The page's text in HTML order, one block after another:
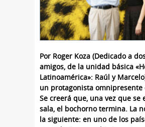
Por Roger Koza (Dedicado a
amigos, de la unidad básica
Latinoamérica»: Raúl y
un protagonista omnipresente
Se creerá que, una vez que se
sala, el bochorno termina. La
la siguiente: en uno de los